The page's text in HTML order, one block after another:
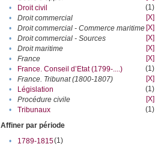
•
Droit civil
(1)
•
Droit commercial
[X]
•
Droit commercial - Commerce maritime [X]
•
Droit commercial - Sources
[X]
•
Droit maritime
[X]
•
France
[X]
•
France. Conseil d’Etat (1799-....)
(1)
•
France. Tribunat (1800-1807)
[X]
•
Législation
(1)
•
Procédure civile
[X]
•
Tribunaux
(1)
Affiner par période
•
1789-1815(1)